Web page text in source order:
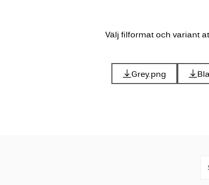
Välj filformat och variant
Grey.png